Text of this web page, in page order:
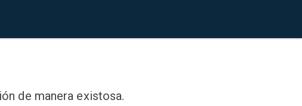
de manera existosa.